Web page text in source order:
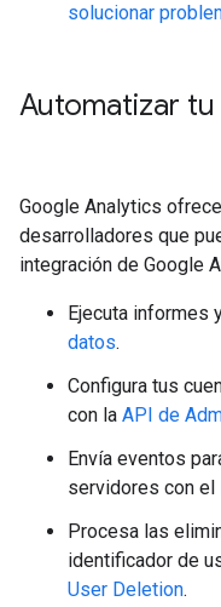
solucionar
Automatizar
Google Analytics
desarrolladores que
integración de Google
Ejecuta informes
datos.
Configura tus
con la API de
Envía eventos
servidores con el
Procesa las
identificador de
User Deletion.